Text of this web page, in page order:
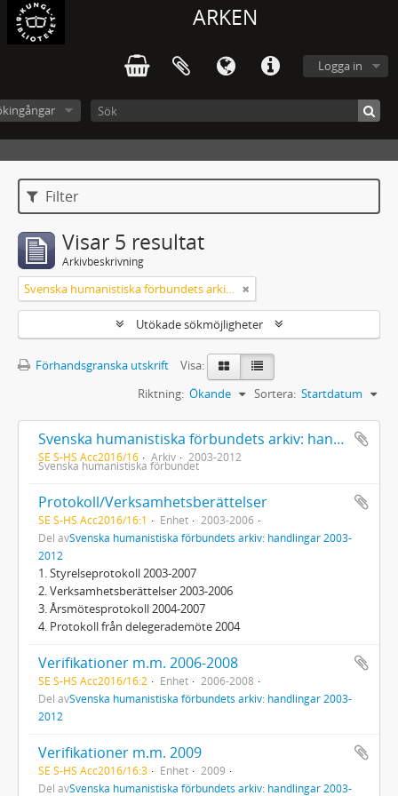
ARKEN
Logga in
Filter
Visar 5 resultat
Arkivbeskrivning
Svenska humanistiska förbundets arkiv: handlingar 2003-2012
Utökade sökmöjligheter
Förhandsgranska utskrift
Visa:
Sortera: Startdatum
Riktning: Ökande
Svenska humanistiska förbundets arkiv: handlingar 2003-2012
SE S-HS Acc2016/16 Arkiv 2003-2012
Svenska humanistiska förbundet
Protokoll/Verksamhetsberättelser
SE S-HS Acc2016/16:1 Enhet
2003-2006
Del avSvenska humanistiska förbundets arkiv: handlingar 2003-
2012
1. Styrelseprotokoll 2003-2007
2. Verksamhetsberättelser 2003-2006
3. Årsmötesprotokoll 2004-2007
4. Protokoll från delegerademöte 2004
Verifikationer m.m. 2006-2008
SE S-HS Acc2016/16:2 Enhet
2006-2008
Del avSvenska humanistiska förbundets arkiv: handlingar 2003-
2012
Verifikationer m.m. 2009
SE S-HS Acc2016/16:3 Enhet
2009
Del avSvenska humanistiska förbundets arkiv: handlingar 2003-